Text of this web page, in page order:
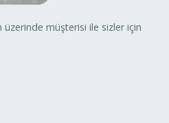
üzerinde müşterisi ile sizler için